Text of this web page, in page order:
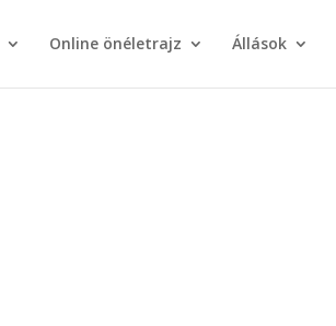
Online önéletrajz Állások